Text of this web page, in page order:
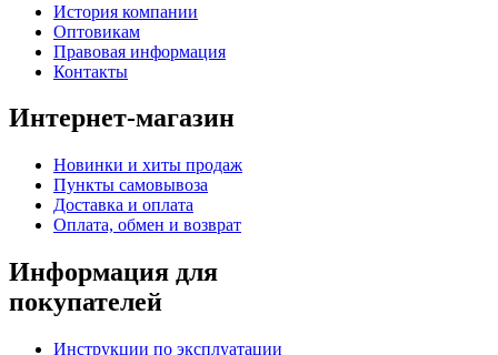
История компании
Оптовикам
Правовая информация
Контакты
Интернет-магазин
Новинки и хиты продаж
Пункты самовывоза
Доставка и оплата
Оплата, обмен и возврат
Информация для
покупателей
Инструкции по эксплуатации